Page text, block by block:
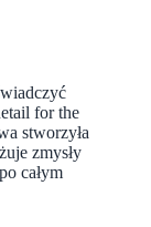
for the
stworzyła
zmysły
całym